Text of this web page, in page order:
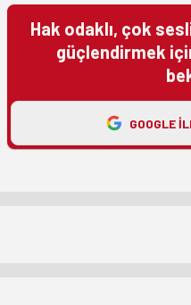
Hak odaklı, çok
güçlendirmek
GOOGLE